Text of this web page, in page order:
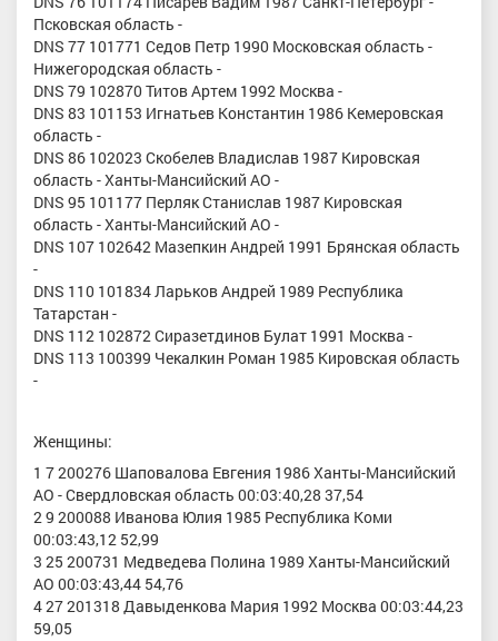
Псковская область -
DNS 77 101771 Седов Петр 1990 Московская область -
Нижегородская область -
DNS 79 102870 Титов Артем 1992 Москва -
DNS 83 101153 Игнатьев Константин 1986 Кемеровская
область -
DNS 86 102023 Скобелев Владислав 1987 Кировская
область - Ханты-Мансийский АО -
DNS 95 101177 Перляк Станислав 1987 Кировская
область - Ханты-Мансийский АО -
DNS 107 102642 Мазепкин Андрей 1991 Брянская область
-
DNS 110 101834 Ларьков Андрей 1989 Республика
Татарстан -
DNS 112 102872 Сиразетдинов Булат 1991 Москва -
DNS 113 100399 Чекалкин Роман 1985 Кировская область
-
Женщины:
1 7 200276 Шаповалова Евгения 1986 Ханты-Мансийский
АО - Свердловская область 00:03:40,28 37,54
2 9 200088 Иванова Юлия 1985 Республика Коми
00:03:43,12 52,99
3 25 200731 Медведева Полина 1989 Ханты-Мансийский
АО 00:03:43,44 54,76
4 27 201318 Давыденкова Мария 1992 Москва 00:03:44,23
59,05